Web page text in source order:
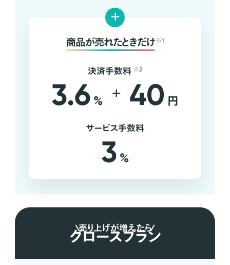
+
商品が売れたときだけ ※1
決済手数料 ※2
3.6 % + 40 円
サービス手数料
3 %
売り上げが増えたら
グロースプラン